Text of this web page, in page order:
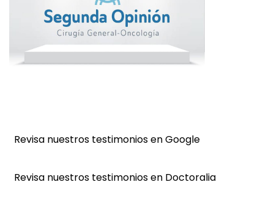
Revisa nuestros testimonios en Google
Revisa nuestros testimonios en Doctoralia